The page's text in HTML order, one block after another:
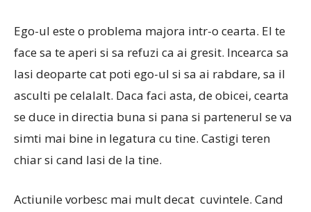
Ego-ul este o problema majora intr-o cearta. El te
face sa te aperi si sa refuzi ca ai gresit. Incearca sa
lasi deoparte cat poti ego-ul si sa ai rabdare, sa il
asculti pe celalalt. Daca faci asta, de obicei, cearta
se duce in directia buna si pana si partenerul se va
simti mai bine in legatura cu tine. Castigi teren
chiar si cand lasi de la tine.
Actiunile vorbesc mai mult decat cuvintele. Cand